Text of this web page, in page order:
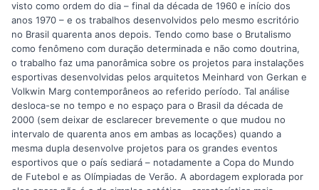
visto como ordem do dia – final da década de 1960 e início dos
anos 1970 – e os trabalhos desenvolvidos pelo mesmo escritório
no Brasil quarenta anos depois. Tendo como base o Brutalismo
como fenômeno com duração determinada e não como doutrina,
o trabalho faz uma panorâmica sobre os projetos para instalações
esportivas desenvolvidas pelos arquitetos Meinhard von Gerkan e
Volkwin Marg contemporâneos ao referido período. Tal análise
desloca-se no tempo e no espaço para o Brasil da década de
2000 (sem deixar de esclarecer brevemente o que mudou no
intervalo de quarenta anos em ambas as locações) quando a
mesma dupla desenvolve projetos para os grandes eventos
esportivos que o país sediará – notadamente a Copa do Mundo
de Futebol e as Olímpiadas de Verão. A abordagem explorada por